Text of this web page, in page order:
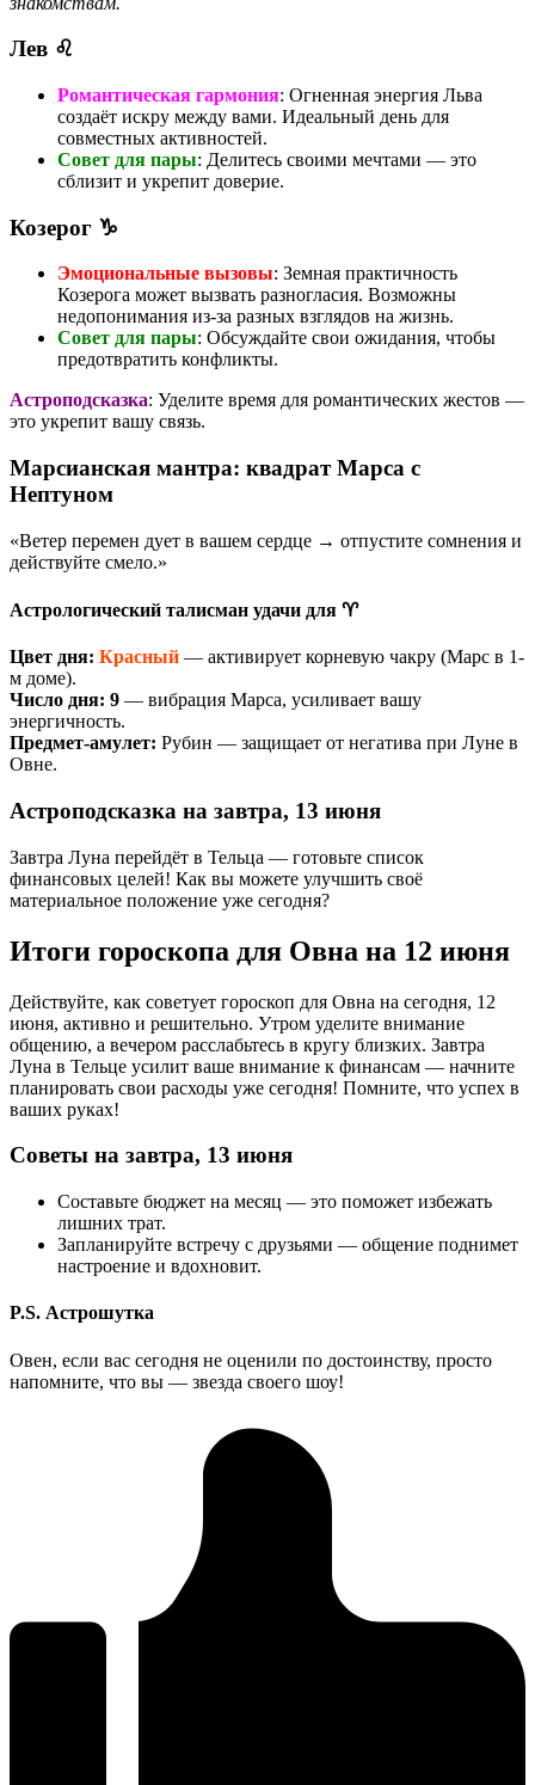
Лев ♌
Романтическая гармония: Огненная энергия Льва
создаёт искру между вами. Идеальный день для
совместных активностей.
Совет для пары: Делитесь своими мечтами — это
сблизит и укрепит доверие.
Козерог ♑
Эмоциональные вызовы: Земная практичность
Козерога может вызвать разногласия. Возможны
недопонимания из-за разных взглядов на жизнь.
Совет для пары: Обсуждайте свои ожидания, чтобы
предотвратить конфликты.
Астроподсказка: Уделите время для романтических жестов —
это укрепит вашу связь.
Марсианская мантра: квадрат Марса с
Нептуном
«Ветер перемен дует в вашем сердце → отпустите сомнения и
действуйте смело.»
Астрологический талисман удачи для ♈
Цвет дня: Красный — активирует корневую чакру (Марс в 1-
м доме).
Число дня: 9 — вибрация Марса, усиливает вашу
энергичность.
Предмет-амулет: Рубин — защищает от негатива при Луне в
Овне.
Астроподсказка на завтра, 13 июня
Завтра Луна перейдёт в Тельца — готовьте список
финансовых целей! Как вы можете улучшить своё
материальное положение уже сегодня?
Итоги гороскопа для Овна на 12 июня
Действуйте, как советует гороскоп для Овна на сегодня, 12
июня, активно и решительно. Утром уделите внимание
общению, а вечером расслабьтесь в кругу близких. Завтра
Луна в Тельце усилит ваше внимание к финансам — начните
планировать свои расходы уже сегодня! Помните, что успех в
ваших руках!
Советы на завтра, 13 июня
Составьте бюджет на месяц — это поможет избежать
лишних трат.
Запланируйте встречу с друзьями — общение поднимет
настроение и вдохновит.
P.S. Астрошутка
Овен, если вас сегодня не оценили по достоинству, просто
напомните, что вы — звезда своего шоу!